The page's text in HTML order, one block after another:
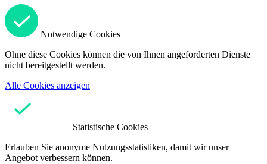
Notwendige Cookies
Ohne diese Cookies können die von Ihnen angeforderten Dienste
nicht bereitgestellt werden.
Alle Cookies anzeigen
Statistische Cookies
Erlauben Sie anonyme Nutzungsstatistiken, damit wir unser
Angebot verbessern können.